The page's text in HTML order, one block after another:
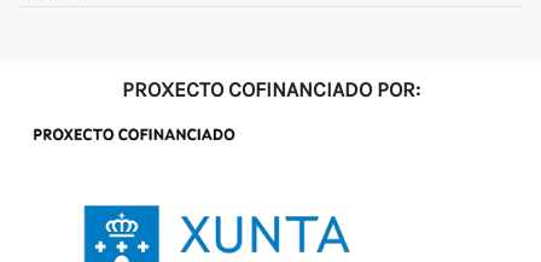
PROXECTO COFINANCIADO POR: